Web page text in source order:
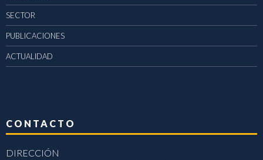
SECTOR
PUBLICACIONES
ACTUALIDAD
CONTACTO
DIRECCIÓN